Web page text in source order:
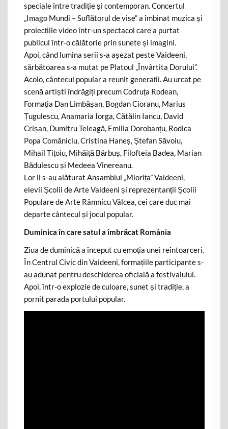
speciale între tradiție și contemporan. Concertul
„Imago Mundi – Suflătorul de vise” a îmbinat muzica și
proiecțiile video într-un spectacol care a purtat
publicul într-o călătorie prin sunete și imagini.
Apoi, când lumina serii s-a așezat peste Vaideeni,
sărbătoarea s-a mutat pe Platoul „Învârtita Dorului”.
Acolo, cântecul popular a reunit generații. Au urcat pe
scenă artiști îndrăgiți precum Codruța Rodean,
Formația Dan Limbășan, Bogdan Cioranu, Marius
Țugulescu, Anamaria Iorga, Cătălin Iancu, David
Crișan, Dumitru Teleagă, Emilia Dorobanțu, Rodica
Popa Comăniciu, Cristina Haneș, Ștefan Săvoiu,
Mihail Tițoiu, Mihăiță Bărbuș, Filofteia Badea, Marian
Bădulescu și Medeea Vinereanu.
Lor li s-au alăturat Ansamblul „Miorița” Vaideeni,
elevii Școlii de Arte Vaideeni și reprezentanții Școlii
Populare de Arte Râmnicu Vâlcea, cei care duc mai
departe cântecul și jocul popular.
Duminica în care satul a îmbrăcat România
Ziua de duminică a început cu emoția unei reîntoarceri.
În Centrul Civic din Vaideeni, formațiile participante s-
au adunat pentru deschiderea oficială a festivalului.
Apoi, într-o explozie de culoare, sunet și tradiție, a
pornit parada portului popular.